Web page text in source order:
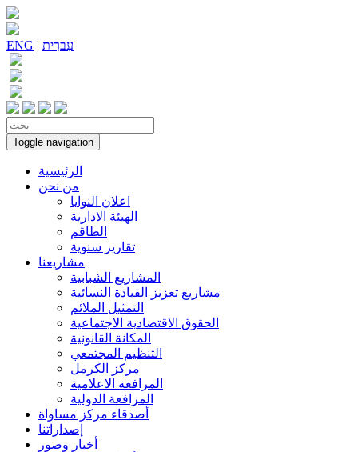
ENG | עִברִית
Toggle navigation
الرئيسية
من نحن
اعلان النوايا
الهيئة الادارية
الطاقم
تقارير سنوية
مشاريعنا
المشاريع الشبابية
مشاريع تعزيز القيادة النسائية
التمثيل الملائم
الحقوق الاقتصادية الاجتماعية
المكانة القانونية
التنظيم المجتمعي
مركز الكرمل
المرافعة الاعلامية
المرافعة الدولية
أصدقاء مركز مساواة
إصداراتنا
أخبار وصور